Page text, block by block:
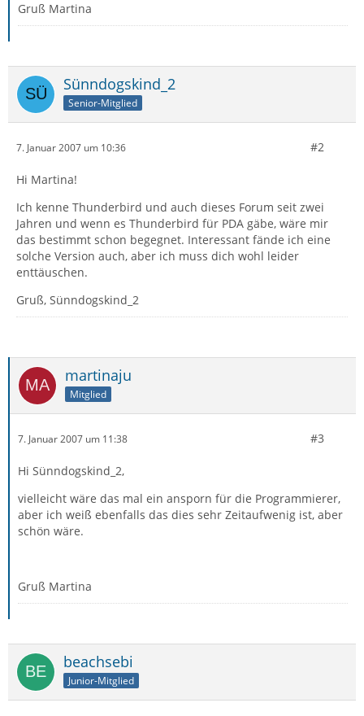
Gruß Martina
Sünndogskind_2
Senior-Mitglied
7. Januar 2007 um 10:36 #2
Hi Martina!
Ich kenne Thunderbird und auch dieses Forum seit zwei
Jahren und wenn es Thunderbird für PDA gäbe, wäre mir
das bestimmt schon begegnet. Interessant fände ich eine
solche Version auch, aber ich muss dich wohl leider
enttäuschen.
Gruß, Sünndogskind_2
martinaju
Mitglied
7. Januar 2007 um 11:38 #3
Hi Sünndogskind_2,
vielleicht wäre das mal ein ansporn für die Programmierer,
aber ich weiß ebenfalls das dies sehr Zeitaufwenig ist, aber
schön wäre.
Gruß Martina
beachsebi
Junior-Mitglied